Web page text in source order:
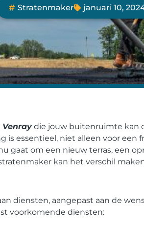
Stratenmaker januari 10,
die jouw buitenruimte kan
essentieel, niet alleen voor een
gaat om een nieuw terras, een
kan het verschil
diensten, aangepast aan de
voorkomende diensten: